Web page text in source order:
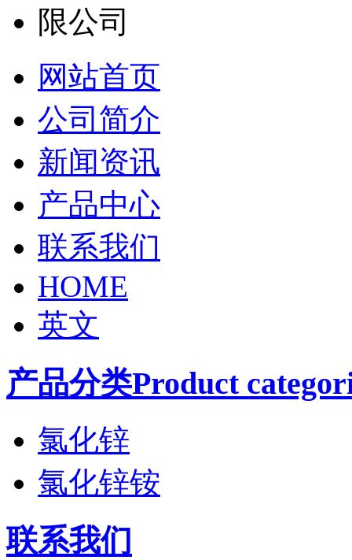
网站首页
公司简介
新闻资讯
产品中心
联系我们
HOME
英文
产品分类Product
氯化锌
氯化锌铵
联系我们